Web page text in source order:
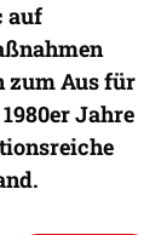
auf
zum Aus für
Jahre